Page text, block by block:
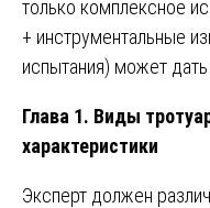
только комплексное
+ инструментальные
испытания) может
Глава 1. Виды
характеристики
Эксперт должен